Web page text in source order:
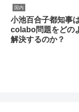
国内
小池百合子都知事
colabo問題をどの
解決するのか？